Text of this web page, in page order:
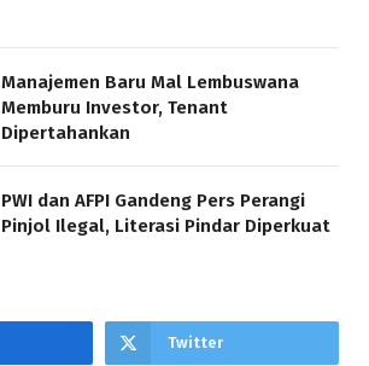
Manajemen Baru Mal Lembuswana
Memburu Investor, Tenant
Dipertahankan
PWI dan AFPI Gandeng Pers Perangi
Pinjol Ilegal, Literasi Pindar Diperkuat
Twitter